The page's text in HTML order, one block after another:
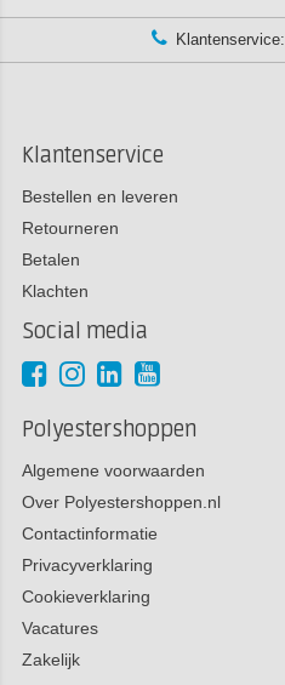
Klantenservice:
Klantenservice
Bestellen en leveren
Retourneren
Betalen
Klachten
Social media
Polyestershoppen
Algemene voorwaarden
Over Polyestershoppen.nl
Contactinformatie
Privacyverklaring
Cookieverklaring
Vacatures
Zakelijk